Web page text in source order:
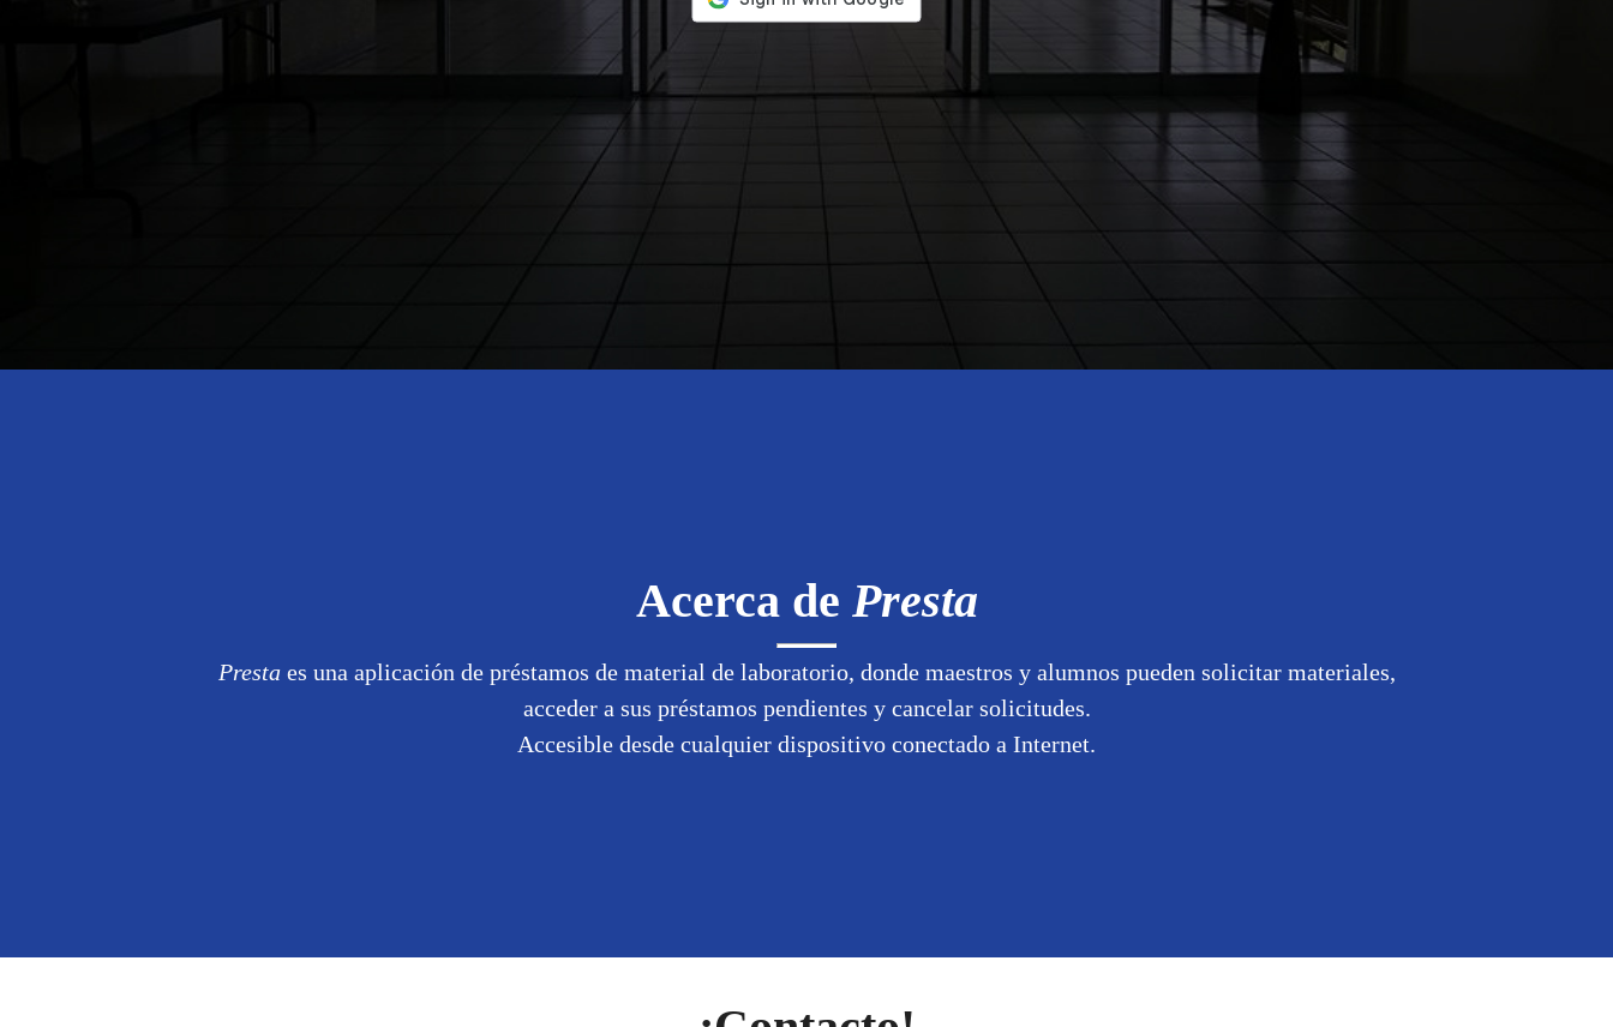
Acerca de Presta
Prestaes una aplicación de préstamos de material de laboratorio, donde maestros y alumnos pueden solicitar materiales,
acceder a sus préstamos pendientes y cancelar solicitudes.
Accesible desde cualquier dispositivo conectado a Internet.